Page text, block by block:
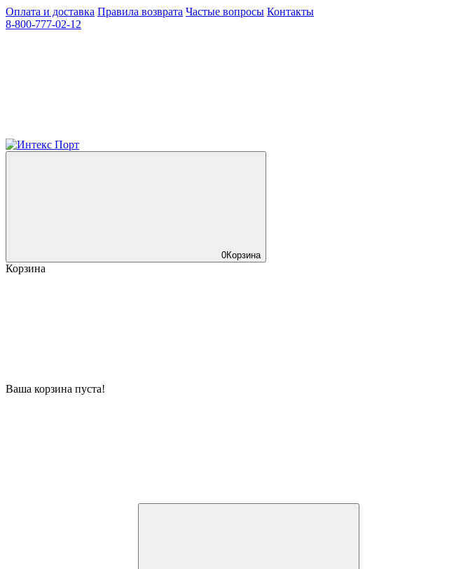
Оплата и доставка Правила возврата Частые вопросы Контакты
8-800-777-02-12
0Корзина
Корзина
Ваша корзина пуста!